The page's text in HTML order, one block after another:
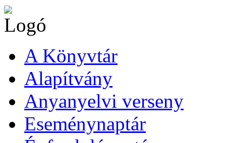
A Könyvtár
Alapítvány
Anyanyelvi verseny
Eseménynaptár